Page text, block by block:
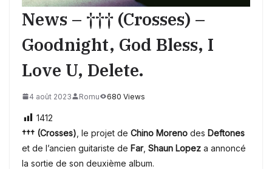
News – ††† (Crosses) –
Goodnight, God Bless, I
Love U, Delete.
4 août 2023 Romu 680 Views
1412
††† (Crosses) , le projet de Chino Moreno des Deftones
et de l’ancien guitariste de Far, Shaun Lopez a annoncé
la sortie de son deuxième album.